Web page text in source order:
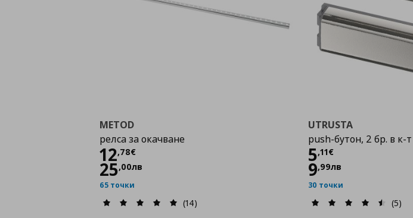
METOD
релса за окачване
12,78€
Цена
25,00лв
65 точки
(14)
UTRUSTA
push-бутон, 2 бр. в к-т
5,11€
Цена
9,99лв
30 точки
(5)